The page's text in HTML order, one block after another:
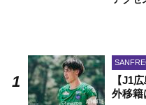
【J1
外移